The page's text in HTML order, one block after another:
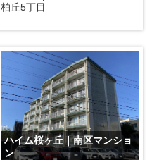
柏丘5丁目
ハイム桜ヶ丘｜南区マンショ
ン